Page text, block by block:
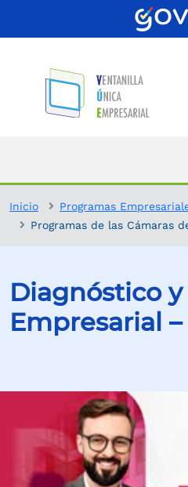
Inicio
Programas
Programas de las Cámaras
Diagnóstico
Empresarial